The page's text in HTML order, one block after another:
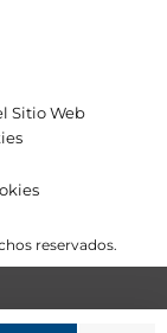
Sitio Web
reservados.